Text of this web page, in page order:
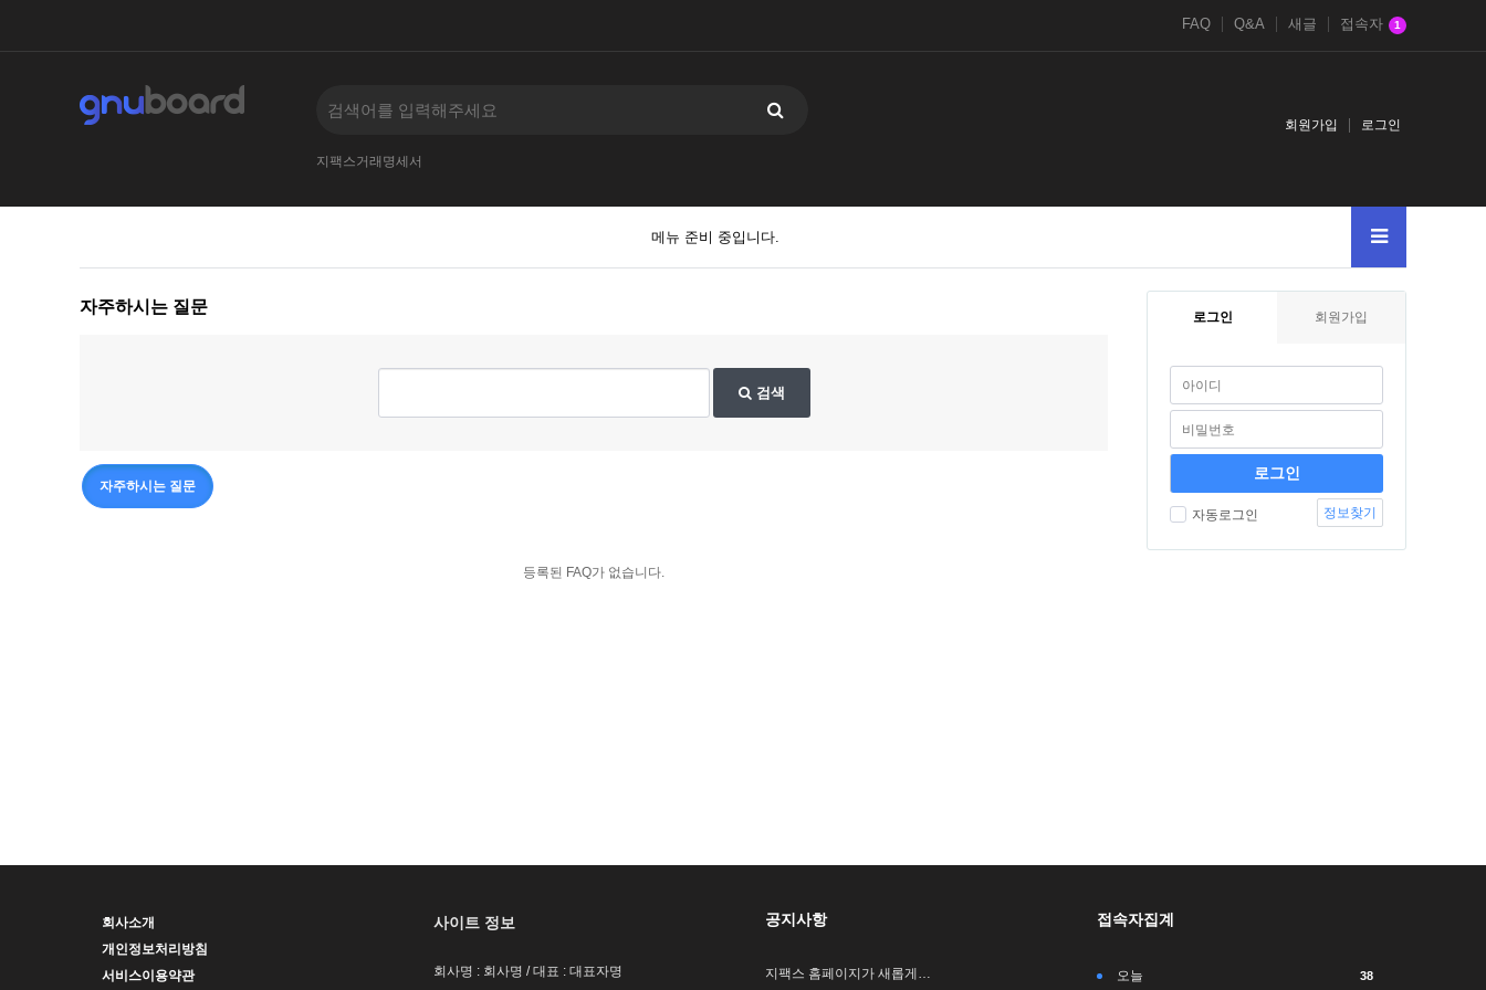
FAQ Q&A 새글 접속자 1
지팩스거래명세서
회원가입 로그인
메뉴 준비 중입니다.
자주하시는 질문
검색
자주하시는 질문
등록된 FAQ가 없습니다.
로그인 회원가입
자동로그인 정보찾기
회사소개
개인정보처리방침
서비스이용약관
사이트 정보
회사명 : 회사명 / 대표 : 대표자명
공지사항
지팩스 홈페이지가 새롭게…
접속자집계
오늘 38